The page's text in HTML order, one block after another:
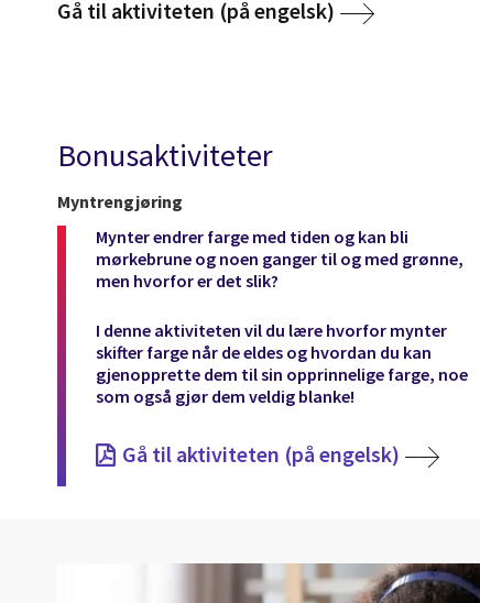
Gå til aktiviteten (på engelsk)
Bonusaktiviteter
Myntrengjøring
Mynter endrer farge med tiden og kan bli
mørkebrune og noen ganger til og med grønne,
men hvorfor er det slik?
I denne aktiviteten vil du lære hvorfor mynter
skifter farge når de eldes og hvordan du kan
gjenopprette dem til sin opprinnelige farge, noe
som også gjør dem veldig blanke!
Gå til aktiviteten (på engelsk)